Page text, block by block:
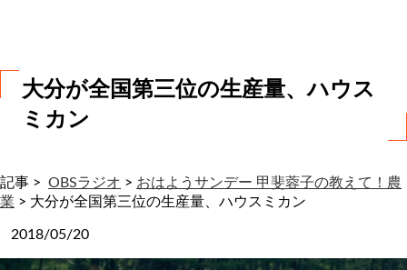
大分が全国第三位の生産量、ハウス
ミカン
記事 > OBSラジオ > おはようサンデー 甲斐蓉子の教えて！農
業 > 大分が全国第三位の生産量、ハウスミカン
2018/05/20